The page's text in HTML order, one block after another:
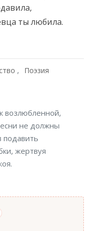
ты любила.
Поэзия
возлюбленной,
не должны
подавить
жертвуя